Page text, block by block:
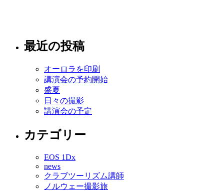
最近の投稿
オーロラを印刷
講演会の予約開始
盛夏
日々の撮影
講演会の予定
カテゴリー
EOS 1Dx
news
クラブツーリズム講師
ノルウェー撮影旅